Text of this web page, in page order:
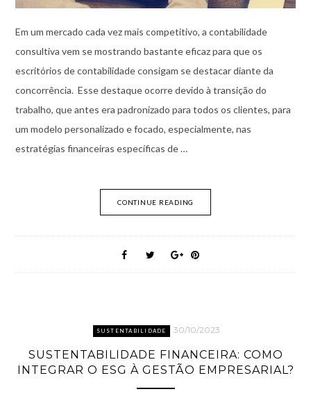
Em um mercado cada vez mais competitivo, a contabilidade
consultiva vem se mostrando bastante eficaz para que os
escritórios de contabilidade consigam se destacar diante da
concorrência. Esse destaque ocorre devido à transição do
trabalho, que antes era padronizado para todos os clientes, para
um modelo personalizado e focado, especialmente, nas
estratégias financeiras específicas de …
CONTINUE READING
SUSTENTABILIDADE 30/10/2023
SUSTENTABILIDADE FINANCEIRA: COMO
INTEGRAR O ESG À GESTÃO EMPRESARIAL?